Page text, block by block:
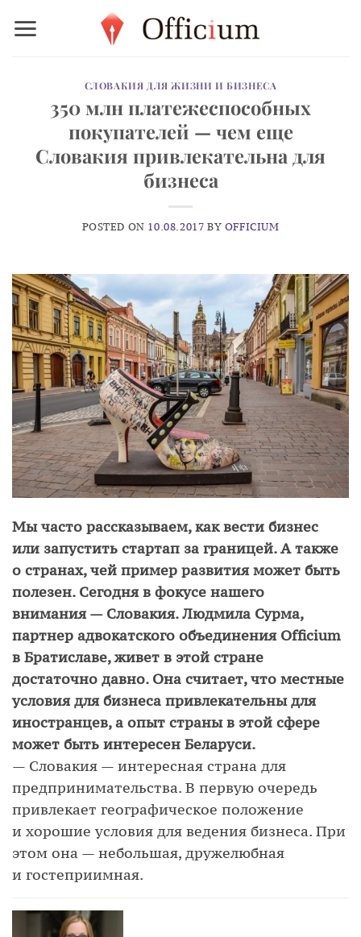
СЛОВАКИЯ ДЛЯ ЖИЗНИ И БИЗНЕСА
350 млн платежеспособных
покупателей — чем еще
Словакия привлекательна для
бизнеса
POSTED ON 10.08.2017 BY OFFICIUM
Мы часто рассказываем, как вести бизнес
или запустить стартап за границей. А также
о странах, чей пример развития может быть
полезен. Сегодня в фокусе нашего
внимания — Словакия. Людмила Сурма,
партнер адвокатского объединения Officium
в Братиславе, живет в этой стране
достаточно давно. Она считает, что местные
условия для бизнеса привлекательны для
иностранцев, а опыт страны в этой сфере
может быть интересен Беларуси.
— Словакия — интересная страна для
предпринимательства. В первую очередь
привлекает географическое положение
и хорошие условия для ведения бизнеса. При
этом она — небольшая, дружелюбная
и гостеприимная.